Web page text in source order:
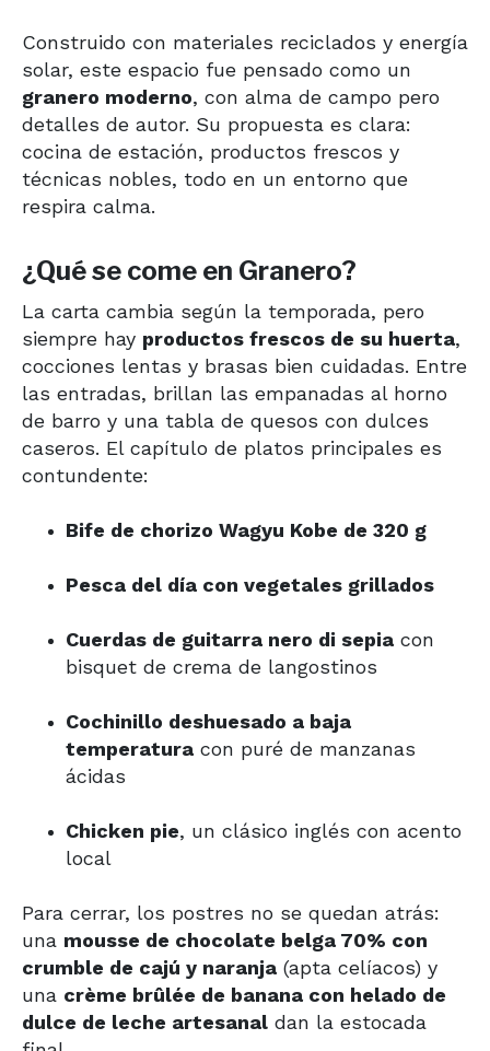
Construido con materiales reciclados y energía
solar, este espacio fue pensado como un
granero moderno, con alma de campo pero
detalles de autor. Su propuesta es clara:
cocina de estación, productos frescos y
técnicas nobles, todo en un entorno que
respira calma.
¿Qué se come en Granero?
La carta cambia según la temporada, pero
siempre hay productos frescos de su huerta,
cocciones lentas y brasas bien cuidadas. Entre
las entradas, brillan las empanadas al horno
de barro y una tabla de quesos con dulces
caseros. El capítulo de platos principales es
contundente:
Bife de chorizo Wagyu Kobe de 320 g
Pesca del día con vegetales grillados
Cuerdas de guitarra nero di sepia con
bisquet de crema de langostinos
Cochinillo deshuesado a baja
temperatura con puré de manzanas
ácidas
Chicken pie, un clásico inglés con acento
local
Para cerrar, los postres no se quedan atrás:
una mousse de chocolate belga 70% con
crumble de cajú y naranja (apta celíacos) y
una crème brûlée de banana con helado de
dulce de leche artesanal dan la estocada